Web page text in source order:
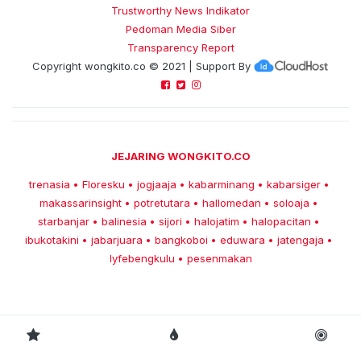
Trustworthy News Indikator
Pedoman Media Siber
Transparency Report
Copyright wongkito.co © 2021 | Support By
JEJARING WONGKITO.CO
trenasia • Floresku • jogjaaja • kabarminang • kabarsiger •
makassarinsight • potretutara • hallomedan • soloaja •
starbanjar • balinesia • sijori • halojatim • halopacitan •
ibukotakini • jabarjuara • bangkoboi • eduwara • jatengaja •
lyfebengkulu • pesenmakan